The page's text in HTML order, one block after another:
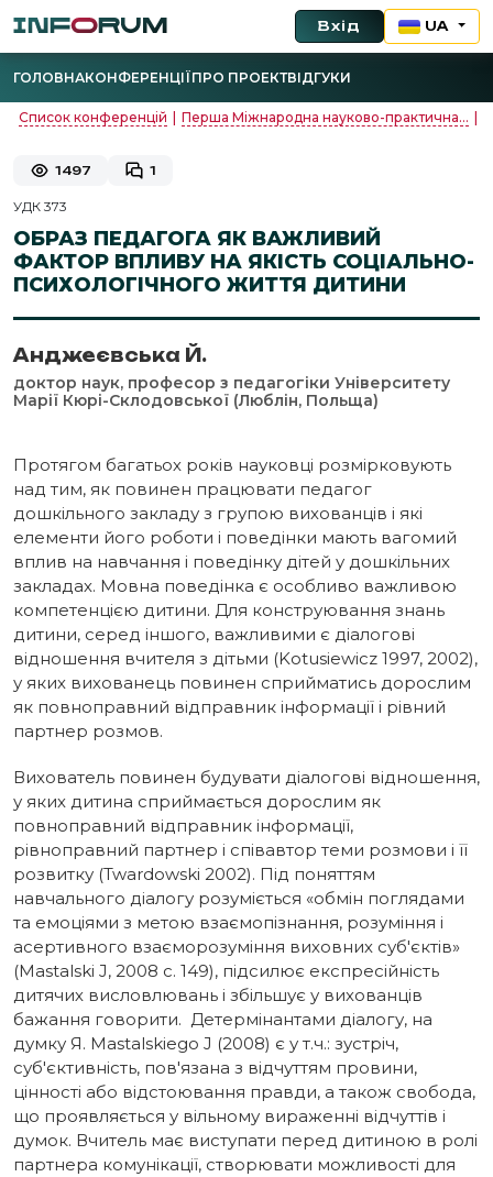
Вхід UA
ГОЛОВНАКОНФЕРЕНЦІЇПРО ПРОЕКТВІДГУКИ
Список конференцій Перша Міжнародна науково-практична...
1497 1
УДК 373
ОБРАЗ ПЕДАГОГА ЯК ВАЖЛИВИЙ
ФАКТОР ВПЛИВУ НА ЯКІСТЬ СОЦІАЛЬНО-
ПСИХОЛОГІЧНОГО ЖИТТЯ ДИТИНИ
Анджеєвська Й.
доктор наук, професор з педагогіки Університету
Марії Кюрі-Склодовської (Люблін, Польща)
Протягом багатьох років науковці розмірковують
над тим, як повинен працювати педагог
дошкільного закладу з групою вихованців і які
елементи його роботи і поведінки мають вагомий
вплив на навчання і поведінку дітей у дошкільних
закладах. Мовна поведінка є особливо важливою
компетенцією дитини. Для конструювання знань
дитини, серед іншого, важливими є діалогові
відношення вчителя з дітьми (Kotusiewicz 1997, 2002),
у яких вихованець повинен сприйматись дорослим
як повноправний відправник інформації і рівний
партнер розмов.
Вихователь повинен будувати діалогові відношення,
у яких дитина сприймається дорослим як
повноправний відправник інформації,
рівноправний партнер і співавтор теми розмови і її
розвитку (Twardowski 2002). Під поняттям
навчального діалогу розуміється «обмін поглядами
та емоціями з метою взаємопізнання, розуміння і
асертивного взаєморозуміння виховних суб'єктів»
(Mastalski J, 2008 с. 149), підсилює експресійність
дитячих висловлювань і збільшує у вихованців
бажання говорити. Детермінантами діалогу, на
думку Я. Mastalskiego J (2008) є у т.ч.: зустріч,
суб'єктивність, пов'язана з відчуттям провини,
цінності або відстоювання правди, а також свобода,
що проявляється у вільному вираженні відчуттів і
думок. Вчитель має виступати перед дитиною в ролі
партнера комунікації, створювати можливості для